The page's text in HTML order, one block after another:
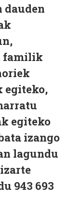
dauden
familik
egiteko,
egiteko
izango
lagundu
943 693